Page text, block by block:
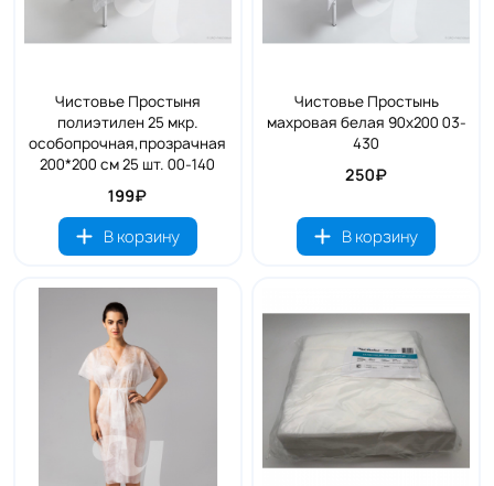
Чистовье Простыня
полиэтилен 25 мкр.
особопрочная,прозрачная
200*200 см 25 шт. 00-140
199₽
В корзину
Чистовье Простынь
махровая белая 90х200 03-
430
250₽
В корзину